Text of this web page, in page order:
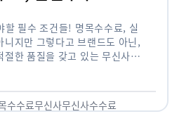
할 필수 조건들! 명목수수료, 실
니지만 그렇다고 브랜드도 아닌,
절한 품질을 갖고 있는 무신사!
수수료무신사무신사수수료